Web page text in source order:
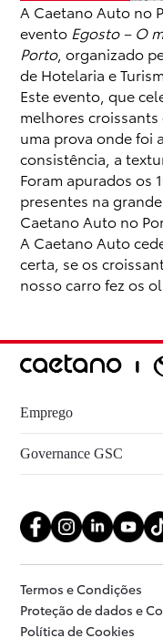
A Caetano Auto no
evento Egosto – O
Porto, organizado
de Hotelaria e
Este evento, que
melhores
uma prova onde foi
consistência, a
Foram apurados os
presentes na
Caetano Auto no
A Caetano Auto
certa, se os
nosso carro fez os
Emprego
Governance GSC
Termos e Condições
Proteção de dados e
Política de Cookies